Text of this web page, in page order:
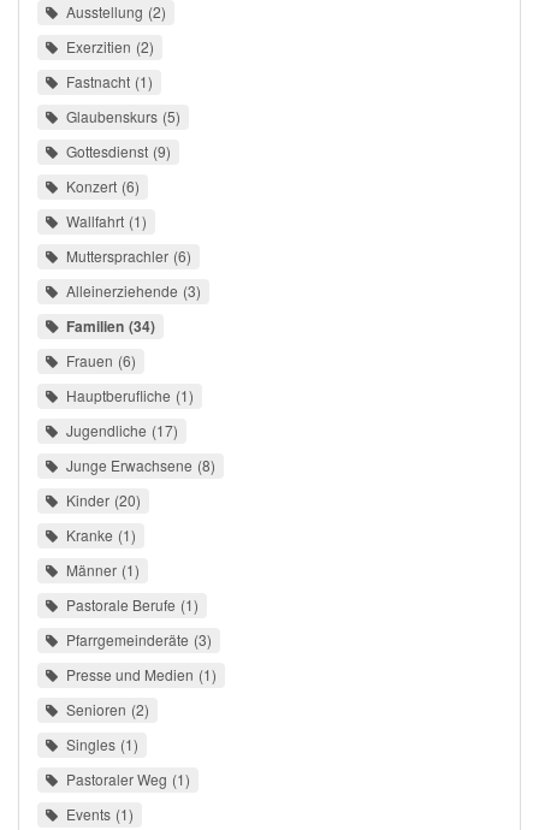
Ausstellung 2
Exerzitien 2
Fastnacht 1
Glaubenskurs 5
Gottesdienst 9
Konzert 6
Wallfahrt 1
Muttersprachler 6
Alleinerziehende 3
Familien 34
Frauen 6
Hauptberufliche 1
Jugendliche 17
Junge Erwachsene 8
Kinder 20
Kranke 1
Männer 1
Pastorale Berufe 1
Pfarrgemeinderäte 3
Presse und Medien 1
Senioren 2
Singles 1
Pastoraler Weg 1
Events 1